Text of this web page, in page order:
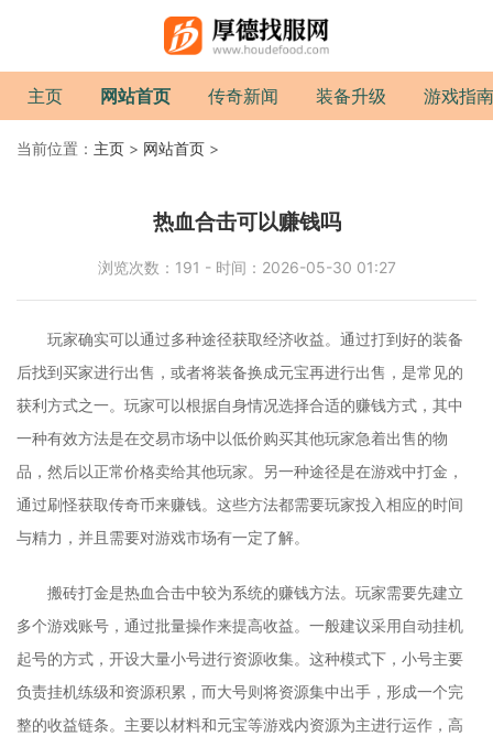
主页 网站首页 传奇新闻 装备升级 游戏指南
当前位置： 主页 > 网站首页 >
热血合击可以赚钱吗
浏览次数：191 - 时间：2026-05-30 01:27
玩家确实可以通过多种途径获取经济收益。通过打到好的装备
后找到买家进行出售，或者将装备换成元宝再进行出售，是常见的
获利方式之一。玩家可以根据自身情况选择合适的赚钱方式，其中
一种有效方法是在交易市场中以低价购买其他玩家急着出售的物
品，然后以正常价格卖给其他玩家。另一种途径是在游戏中打金，
通过刷怪获取传奇币来赚钱。这些方法都需要玩家投入相应的时间
与精力，并且需要对游戏市场有一定了解。
搬砖打金是热血合击中较为系统的赚钱方法。玩家需要先建立
多个游戏账号，通过批量操作来提高收益。一般建议采用自动挂机
起号的方式，开设大量小号进行资源收集。这种模式下，小号主要
负责挂机练级和资源积累，而大号则将资源集中出手，形成一个完
整的收益链条。主要以材料和元宝等游戏内资源为主进行运作，高